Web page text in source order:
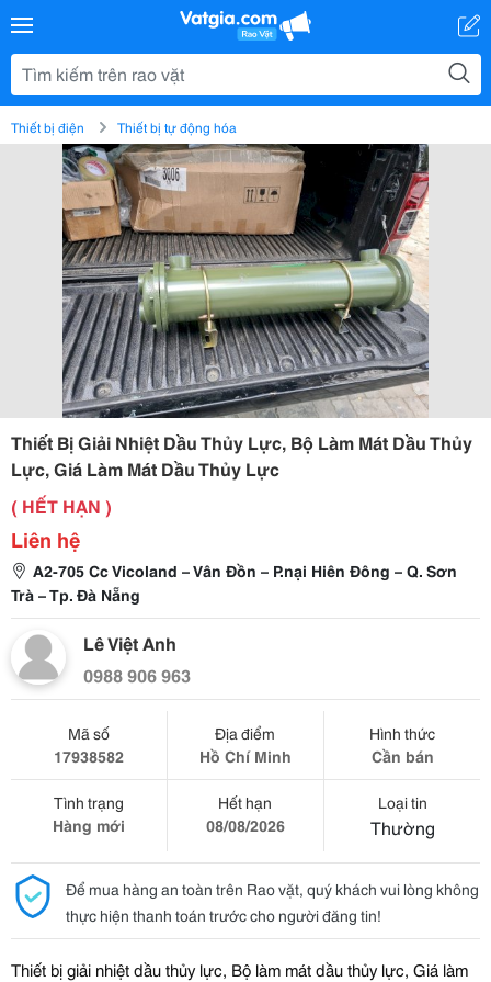
Thiết bị điện Thiết bị tự động hóa
Thiết Bị Giải Nhiệt Dầu Thủy Lực, Bộ Làm Mát Dầu Thủy
Lực, Giá Làm Mát Dầu Thủy Lực
( HẾT HẠN )
Liên hệ
A2-705 Cc Vicoland – Vân Đồn – P.nại Hiên Đông – Q. Sơn
Trà – Tp. Đà Nẵng
Lê Việt Anh
0988 906 963
Mã số
17938582
Địa điểm
Hồ Chí Minh
Hình thức
Cần bán
Tình trạng
Hàng mới
Hết hạn
08/08/2026
Loại tin
Thường
Để mua hàng an toàn trên Rao vặt, quý khách vui lòng không
thực hiện thanh toán trước cho người đăng tin!
Thiết bị giải nhiệt dầu thủy lực, Bộ làm mát dầu thủy lực, Giá làm